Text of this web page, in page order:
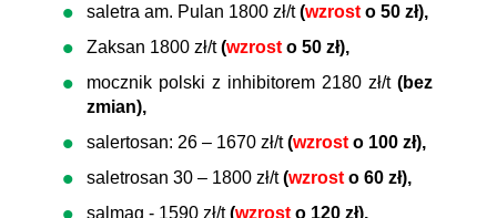
saletra am. Pulan 1800 zł/t(wzrost o 50 zł),
Zaksan 1800 zł/t(wzrost o 50 zł),
mocznik polski z inhibitorem 2180 zł/t(bez
zmian),
salertosan: 26 – 1670 zł/t(wzrost o 100 zł),
saletrosan 30 – 1800 zł/t(wzrost o 60 zł),
salmag - 1590 zł/t(wzrost o 120 zł),